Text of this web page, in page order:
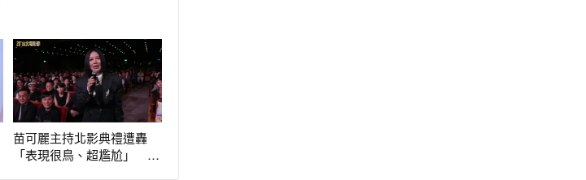
苗可麗主持北影典禮遭轟
「表現很鳥、超尷尬」 本